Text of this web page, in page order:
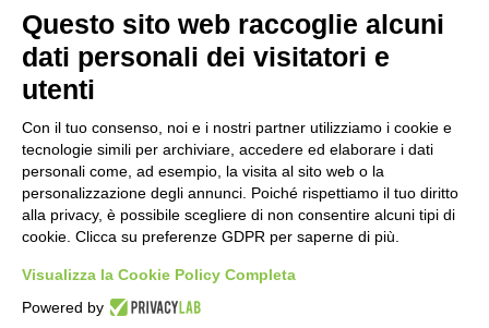
nel pieno della stagione turistica
4 ore fa
Madonna della Neve al Rifugio Ciao
Pais
15 ore fa
Pininfarina, Davide Loris Amantea è il
nuovo Chief Creative Officer
1 giorno fa
Cesana Torinese: il secondo weekend di
agosto apre il cuore dell’estate
Questo sito web raccoglie alcuni
dati personali dei visitatori e
utenti
Con il tuo consenso, noi e i nostri partner utilizziamo i cookie e
tecnologie simili per archiviare, accedere ed elaborare i dati
personali come, ad esempio, la visita al sito web o la
personalizzazione degli annunci. Poiché rispettiamo il tuo diritto
alla privacy, è possibile scegliere di non consentire alcuni tipi di
cookie. Clicca su preferenze GDPR per saperne di più.
Visualizza la Cookie Policy Completa
Powered by